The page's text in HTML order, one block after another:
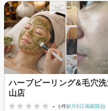
ハーブピーリング&毛穴
山店
-
(-件)8月6日掲載開始